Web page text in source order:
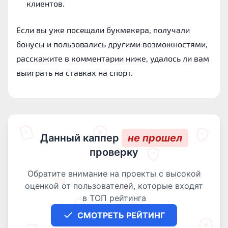
клиентов.
Если вы уже посещали букмекера, получали
бонусы и пользовались другими возможностями,
расскажите в комментарии ниже, удалось ли вам
выиграть на ставках на спорт.
Данный каппер
не прошел
проверку
Обратите внимание на проекты с высокой
оценкой от пользователей, которые входят
в ТОП рейтинга
СМОТРЕТЬ РЕЙТИНГ